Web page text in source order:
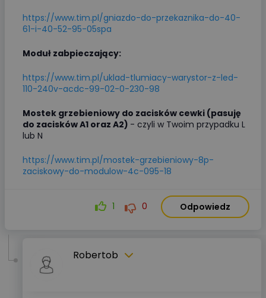
https://www.tim.pl/gniazdo-do-przekaznika-do-40-
61-i-40-52-95-05spa
Moduł zabpieczający:
https://www.tim.pl/uklad-tlumiacy-warystor-z-led-
110-240v-acdc-99-02-0-230-98
Mostek grzebieniowy do zacisków cewki (pasuję
do zacisków A1 oraz A2) - czyli w Twoim przypadku L
lub N
https://www.tim.pl/mostek-grzebieniowy-8p-
zaciskowy-do-modulow-4c-095-18
1 0 Odpowiedz
Robertob